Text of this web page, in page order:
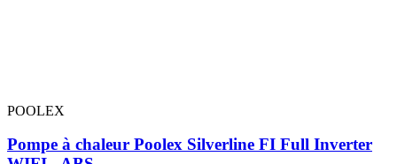
POOLEX
Pompe à chaleur Poolex Silverline FI Full Inverter